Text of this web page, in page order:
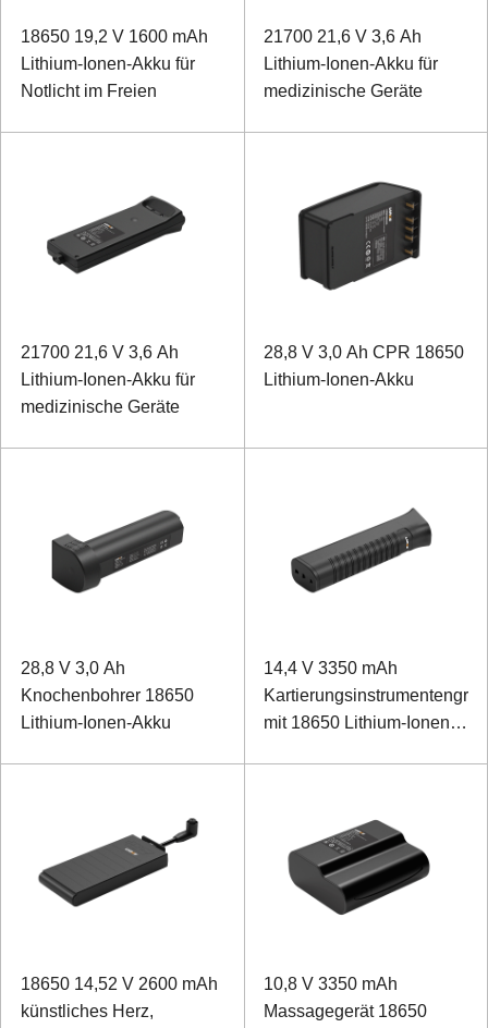
18650 19,2 V 1600 mAh
Lithium-Ionen-Akku für
Notlicht im Freien
21700 21,6 V 3,6 Ah
Lithium-Ionen-Akku für
medizinische Geräte
21700 21,6 V 3,6 Ah
Lithium-Ionen-Akku für
medizinische Geräte
28,8 V 3,0 Ah CPR 18650
Lithium-Ionen-Akku
28,8 V 3,0 Ah
Knochenbohrer 18650
Lithium-Ionen-Akku
14,4 V 3350 mAh
Kartierungsinstrumentengriff
mit 18650 Lithium-Ionen-
18650 14,52 V 2600 mAh
künstliches Herz,
10,8 V 3350 mAh
Massagegerät 18650